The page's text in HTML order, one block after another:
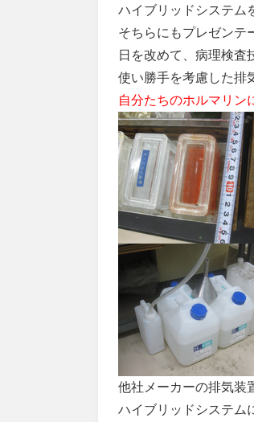
ハイブリッドシステム
そちらにもプレゼンテ
日を改めて、病理検査
使い勝手を考慮した排
自分たちのホルマリン
他社メーカーの排気装
ハイブリッドシステム